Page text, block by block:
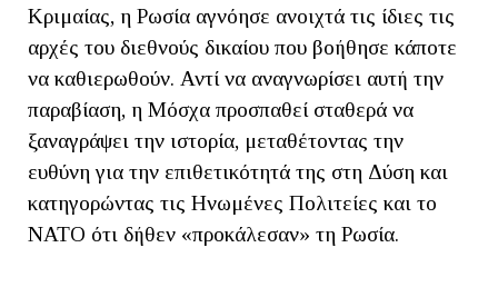
Κριμαίας, η Ρωσία αγνόησε ανοιχτά τις ίδιες τις
αρχές του διεθνούς δικαίου που βοήθησε κάποτε
να καθιερωθούν. Αντί να αναγνωρίσει αυτή την
παραβίαση, η Μόσχα προσπαθεί σταθερά να
ξαναγράψει την ιστορία, μεταθέτοντας την
ευθύνη για την επιθετικότητά της στη Δύση και
κατηγορώντας τις Ηνωμένες Πολιτείες και το
ΝΑΤΟ ότι δήθεν «προκάλεσαν» τη Ρωσία.